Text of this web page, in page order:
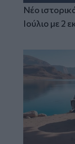
Νέο
Ιούλιο με 2